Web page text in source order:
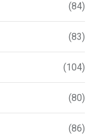
(84)
(83)
(104)
(80)
(86)